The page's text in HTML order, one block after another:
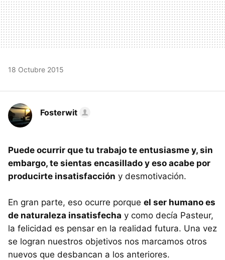
18 Octubre 2015
Fosterwit
Puede ocurrir que tu trabajo te entusiasme y, sin
embargo, te sientas encasillado y eso acabe por
producirte insatisfacción y desmotivación.
En gran parte, eso ocurre porque el ser humano es
de naturaleza insatisfecha y como decía Pasteur,
la felicidad es pensar en la realidad futura. Una vez
se logran nuestros objetivos nos marcamos otros
nuevos que desbancan a los anteriores.